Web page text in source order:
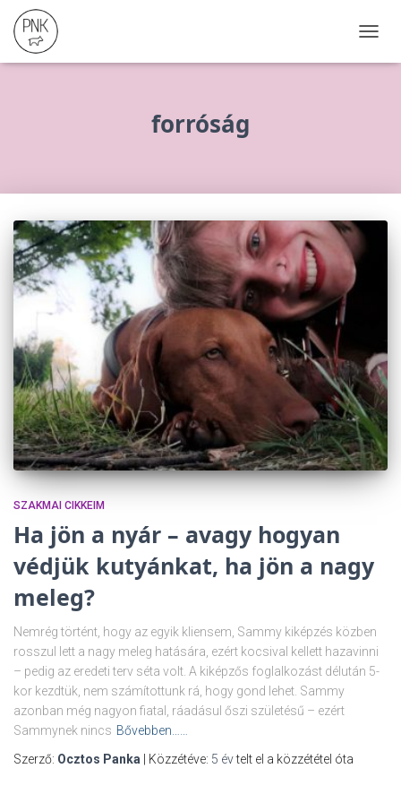
forróság
SZAKMAI CIKKEIM
Ha jön a nyár – avagy hogyan
védjük kutyánkat, ha jön a nagy
meleg?
Nemrég történt, hogy az egyik kliensem, Sammy kiképzés közben
rosszul lett a nagy meleg hatására, ezért kocsival kellett hazavinni
– pedig az eredeti terv séta volt. A kiképzős foglalkozást délután 5-
kor kezdtük, nem számítottunk rá, hogy gond lehet. Sammy
azonban még nagyon fiatal, ráadásul őszi születésű – ezért
Sammynek nincs Bővebben……
Szerző: Ocztos Panka | Közzétéve: 5 évtelt el a közzététel óta